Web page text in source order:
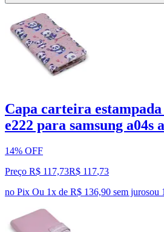
Capa carteira
e222 para samsung a04s
14% OFF
Preço R$ 117,73R$ 117,73
no Pix Ou 1x de R$ 136,90 sem jurosou 1